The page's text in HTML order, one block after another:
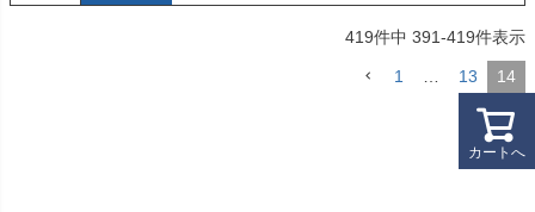
419件中 391-419件表示
1 13 14
カートへ